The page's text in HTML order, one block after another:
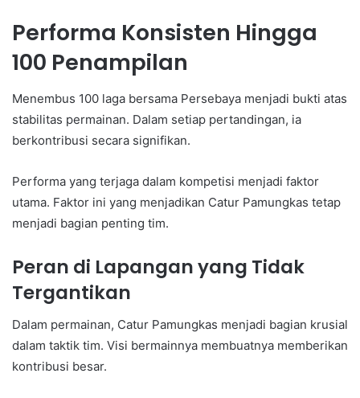
Performa Konsisten Hingga
100 Penampilan
Menembus 100 laga bersama Persebaya menjadi bukti atas
stabilitas permainan. Dalam setiap pertandingan, ia
berkontribusi secara signifikan.
Performa yang terjaga dalam kompetisi menjadi faktor
utama. Faktor ini yang menjadikan Catur Pamungkas tetap
menjadi bagian penting tim.
Peran di Lapangan yang Tidak
Tergantikan
Dalam permainan, Catur Pamungkas menjadi bagian krusial
dalam taktik tim. Visi bermainnya membuatnya memberikan
kontribusi besar.